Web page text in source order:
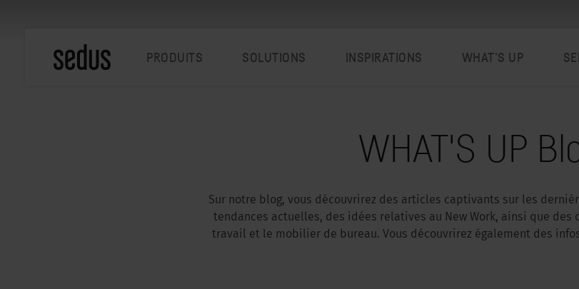
PRODUITS SOLUTIONS INSPIRATIONS WHAT’S UP
WHAT'S UP
Sur notre blog, vous découvrirez des articles captivants sur les
tendances actuelles, des idées relatives au New Work, ainsi que
travail et le mobilier de bureau. Vous découvrirez également des